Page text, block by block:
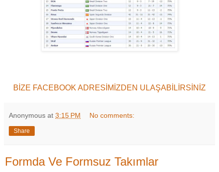
BİZE FACEBOOK ADRESİMİZDEN ULAŞABİLİRSİNİZ
Anonymous at 3:15 PM No comments:
Share
Formda Ve Formsuz Takımlar